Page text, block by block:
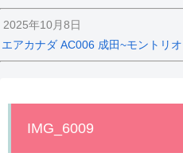
2025年10月8日
エアカナダ AC006 成田~モントリ
IMG_6009